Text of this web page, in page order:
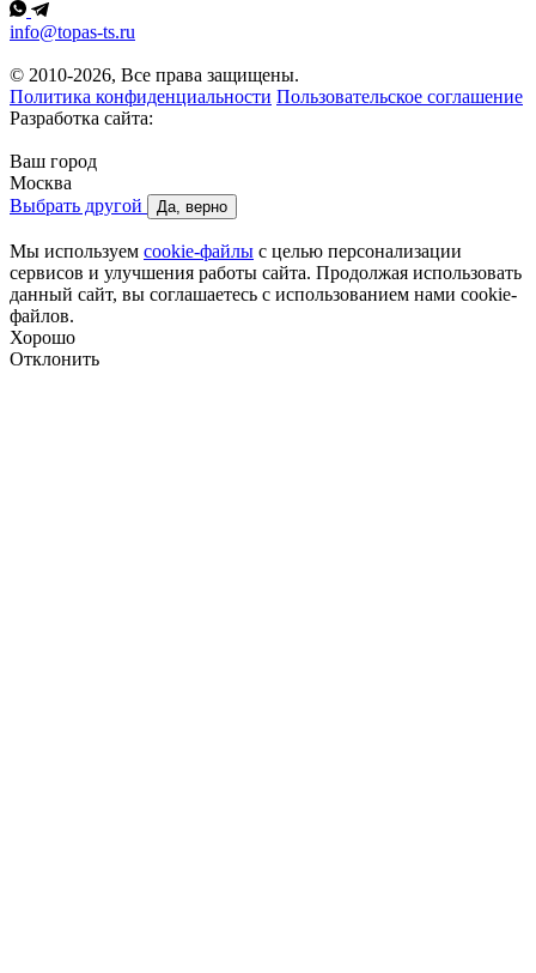
info@topas-ts.ru
© 2010-2026, Все права защищены.
Политика конфиденциальности Пользовательское соглашение
Разработка сайта:
Ваш город
Москва
Выбрать другой
Да, верно
Мы используем cookie-файлы с целью персонализации
сервисов и улучшения работы сайта. Продолжая использовать
данный сайт, вы соглашаетесь с использованием нами cookie-
файлов.
Хорошо
Отклонить